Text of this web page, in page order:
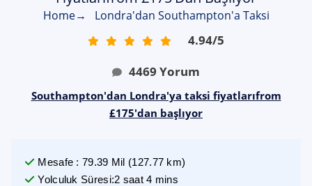
Home→ Londra'dan Southampton'a Taksi
4.94/5
4469 Yorum
Southampton'dan Londra'ya taksi fiyatlarıfrom
£175'dan başlıyor
Mesafe :79.39 Mil (127.77 km)
Yolculuk Süresi:2 saat 4 mins